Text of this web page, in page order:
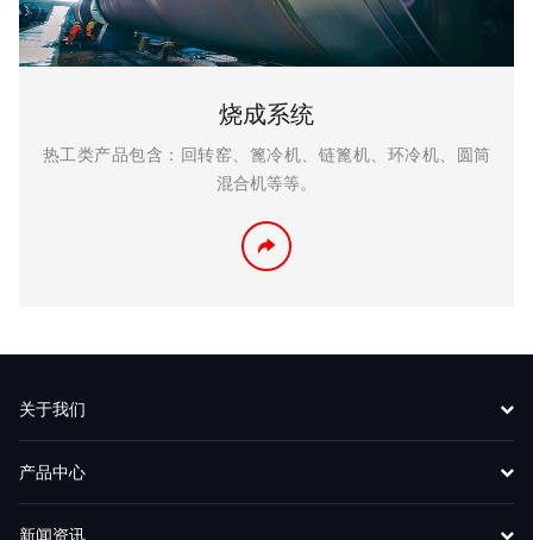
烧成系统
热工类产品包含：回转窑、篦冷机、链篦机、环冷机、圆筒
混合机等等。
关于我们
产品中心
新闻资讯